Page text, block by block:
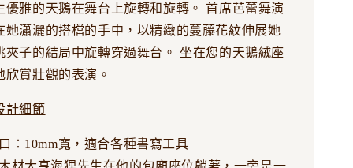
優雅的天鵝在舞台上旋轉和旋轉。 首席芭蕾舞演
她瀟灑的搭檔的手中，以精緻的蔓藤花紋伸展她
夾子的結局中旋轉穿過舞台。 坐在您的天鵝絨座
欣賞壯觀的表演。
計細節
：10mm寬，適合各種書寫工具